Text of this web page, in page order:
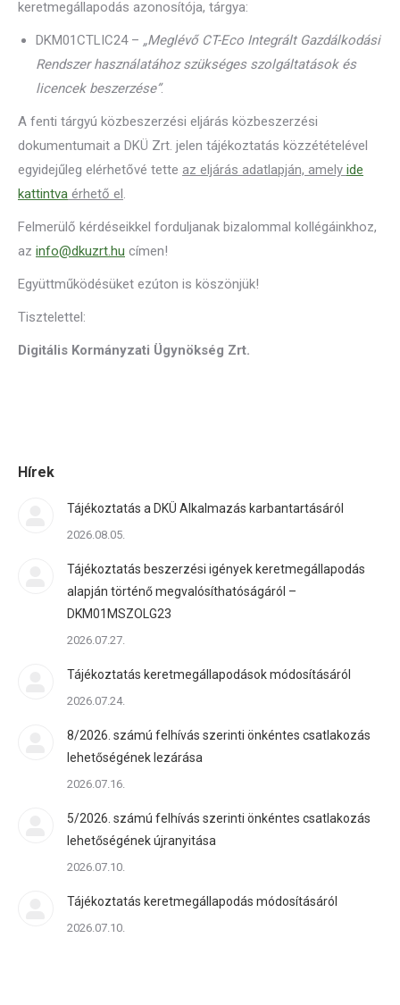
keretmegállapodás azonosítója, tárgya:
DKM01CTLIC24 – „Meglévő CT-Eco Integrált Gazdálkodási
Rendszer használatához szükséges szolgáltatások és
licencek beszerzése”.
A fenti tárgyú közbeszerzési eljárás közbeszerzési
dokumentumait a DKÜ Zrt. jelen tájékoztatás közzétételével
egyidejűleg elérhetővé tette az eljárás adatlapján, amely ide
kattintva érhető el.
Felmerülő kérdéseikkel forduljanak bizalommal kollégáinkhoz,
az info@dkuzrt.hu címen!
Együttműködésüket ezúton is köszönjük!
Tisztelettel:
Digitális Kormányzati Ügynökség Zrt.
Hírek
Tájékoztatás a DKÜ Alkalmazás karbantartásáról
2026.08.05.
Tájékoztatás beszerzési igények keretmegállapodás
alapján történő megvalósíthatóságáról –
DKM01MSZOLG23
2026.07.27.
Tájékoztatás keretmegállapodások módosításáról
2026.07.24.
8/2026. számú felhívás szerinti önkéntes csatlakozás
lehetőségének lezárása
2026.07.16.
5/2026. számú felhívás szerinti önkéntes csatlakozás
lehetőségének újranyitása
2026.07.10.
Tájékoztatás keretmegállapodás módosításáról
2026.07.10.